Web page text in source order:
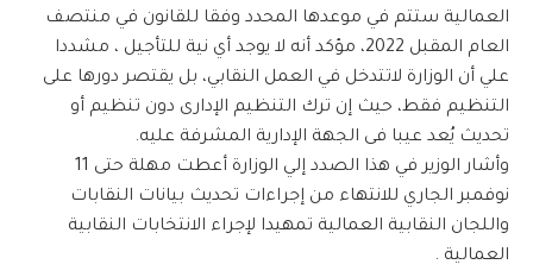
العمالية ستتم في موعدها المحدد وفقا للقانون في منتصف
العام المقبل 2022، مؤكد أنه لا يوجد أي نية للتأجيل ، مشددا
علي أن الوزارة لاتتدخل في العمل النقابي، بل يقتصر دورها على
التنظيم فقط، حيث إن ترك التنظيم الإدارى دون تنظيم أو
تحديث يُعد عيبا فى الجهة الإدارية المشرفة عليه.
وأشار الوزير في هذا الصدد إلي الوزارة أعطت مهلة حتى 11
نوفمبر الجاري للانتهاء من إجراءات تحديث بيانات النقابات
واللجان النقابية العمالية تمهيدا لإجراء الانتخابات النقابية
العمالية .